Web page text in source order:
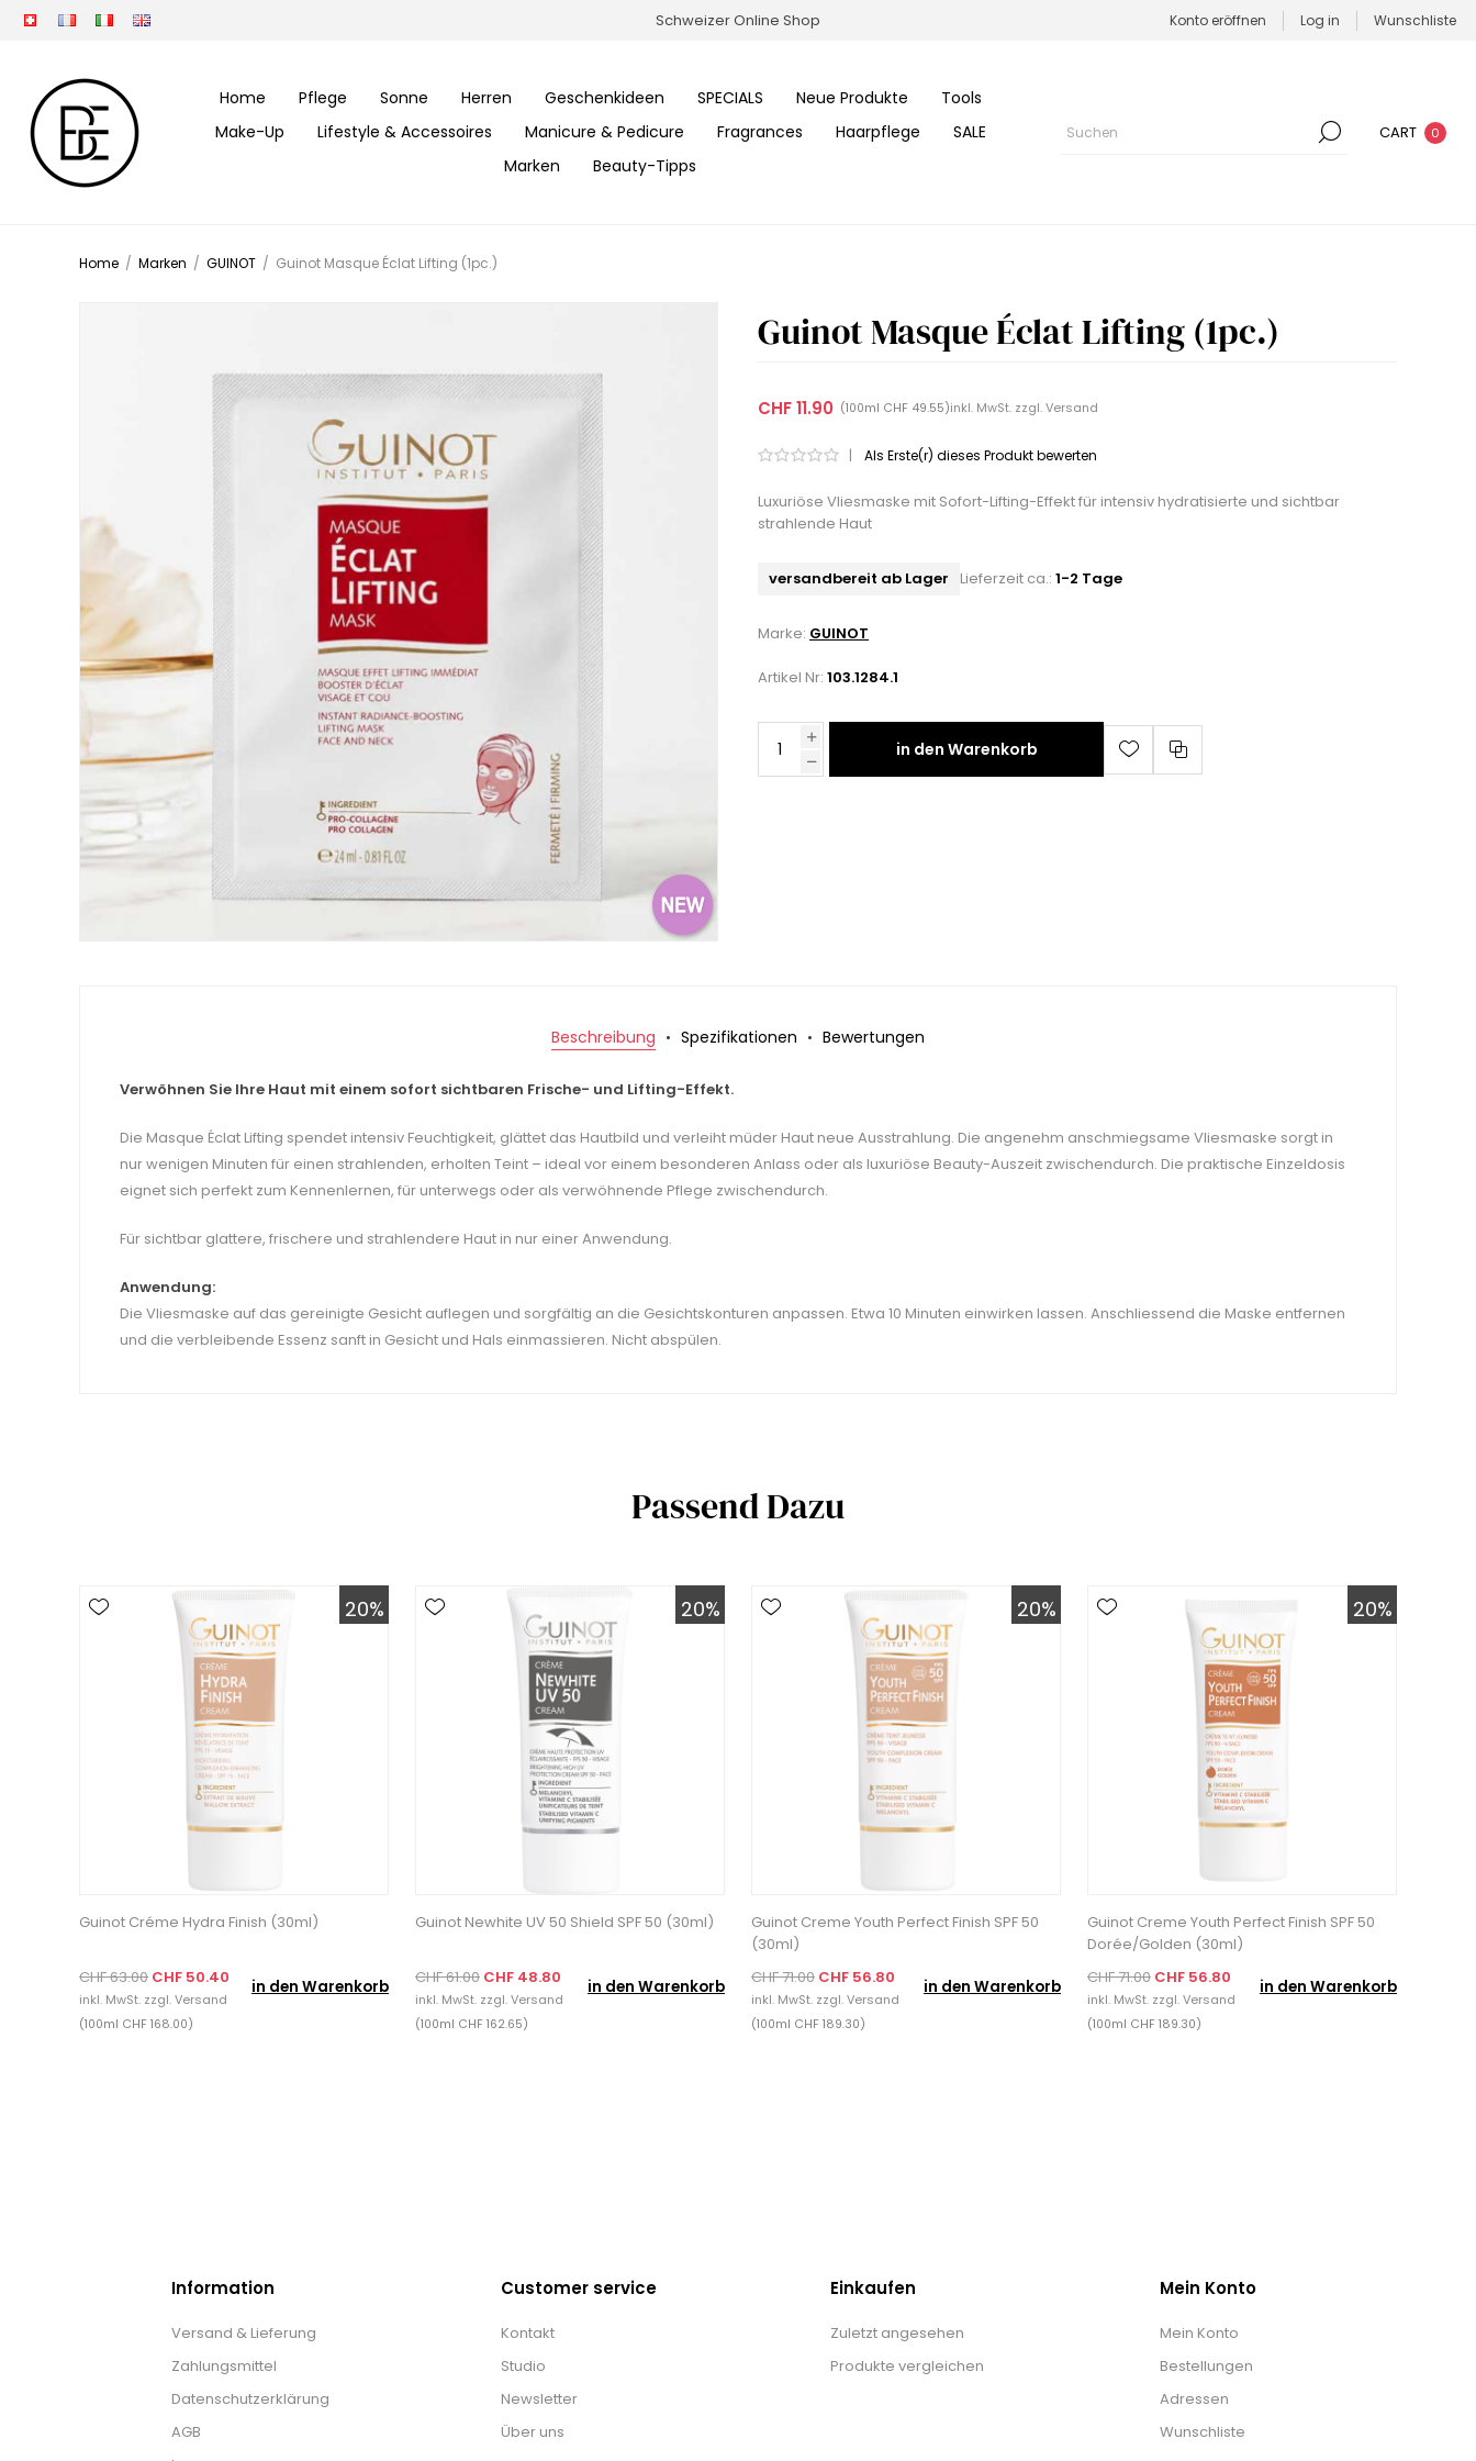
Schweizer Online Shop Konto eröffnen Log in Wunschliste
Home Pflege Sonne Herren Geschenkideen SPECIALS Neue Produkte
Tools
Make-Up
Lifestyle & Accessoires Manicure & Pedicure Fragrances Haarpflege
SALE
Marken
Beauty-Tipps
CART 0
Home / Marken / GUINOT / Guinot Masque Éclat Lifting (1pc.)
Guinot Masque Éclat Lifting (1pc.)
CHF 11.90 (100ml CHF 49.55)inkl. MwSt. zzgl.Versand
| Als Erste(r) dieses Produkt bewerten
Luxuriöse Vliesmaske mit Sofort-Lifting-Effekt für intensiv hydratisierte und sichtbar
strahlende Haut
versandbereit ab Lager Lieferzeit ca.: 1-2 Tage
Marke: GUINOT
Artikel Nr: 103.1284.1
in den Warenkorb
Beschreibung Spezifikationen Bewertungen
Verwöhnen Sie Ihre Haut mit einem sofort sichtbaren Frische- und Lifting-Effekt.
Die Masque Éclat Lifting spendet intensiv Feuchtigkeit, glättet das Hautbild und verleiht müder Haut neue Ausstrahlung. Die angenehm anschmiegsame Vliesmaske sorgt in
nur wenigen Minuten für einen strahlenden, erholten Teint – ideal vor einem besonderen Anlass oder als luxuriöse Beauty-Auszeit zwischendurch. Die praktische Einzeldosis
eignet sich perfekt zum Kennenlernen, für unterwegs oder als verwöhnende Pflege zwischendurch.
Für sichtbar glattere, frischere und strahlendere Haut in nur einer Anwendung.
Anwendung:
Die Vliesmaske auf das gereinigte Gesicht auflegen und sorgfältig an die Gesichtskonturen anpassen. Etwa 10 Minuten einwirken lassen. Anschliessend die Maske entfernen
und die verbleibende Essenz sanft in Gesicht und Hals einmassieren. Nicht abspülen.
Passend Dazu
20%
Guinot Créme Hydra Finish (30ml)
CHF 63.00 CHF 50.40
inkl. MwSt. zzgl.Versand
in den Warenkorb
(100ml CHF 168.00)
20%
Guinot Newhite UV 50 Shield SPF 50 (30ml)
CHF 61.00 CHF 48.80
inkl. MwSt. zzgl.Versand
in den Warenkorb
(100ml CHF 162.65)
20%
Guinot Creme Youth Perfect Finish SPF 50
(30ml)
CHF 71.00 CHF 56.80
inkl. MwSt. zzgl.Versand
in den Warenkorb
(100ml CHF 189.30)
20%
Guinot Creme Youth Perfect Finish SPF 50
Dorée/Golden (30ml)
CHF 71.00 CHF 56.80
inkl. MwSt. zzgl.Versand
in den Warenkorb
(100ml CHF 189.30)
Information
Versand & Lieferung
Zahlungsmittel
Datenschutzerklärung
AGB
Customer service
Kontakt
Studio
Newsletter
Über uns
Einkaufen
Zuletzt angesehen
Produkte vergleichen
Mein Konto
Mein Konto
Bestellungen
Adressen
Wunschliste